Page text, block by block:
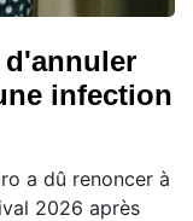
infection
a dû renoncer à
2026 après